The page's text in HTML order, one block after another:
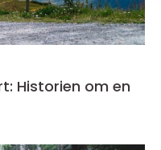
Historien om en